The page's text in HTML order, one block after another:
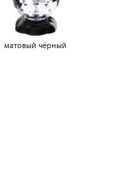
матовый чёрный